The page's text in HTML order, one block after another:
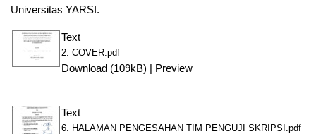
Universitas YARSI.
Text
2. COVER.pdf
Download (109kB) Preview
Text
6. HALAMAN PENGESAHAN TIM PENGUJI SKRIPSI.pdf